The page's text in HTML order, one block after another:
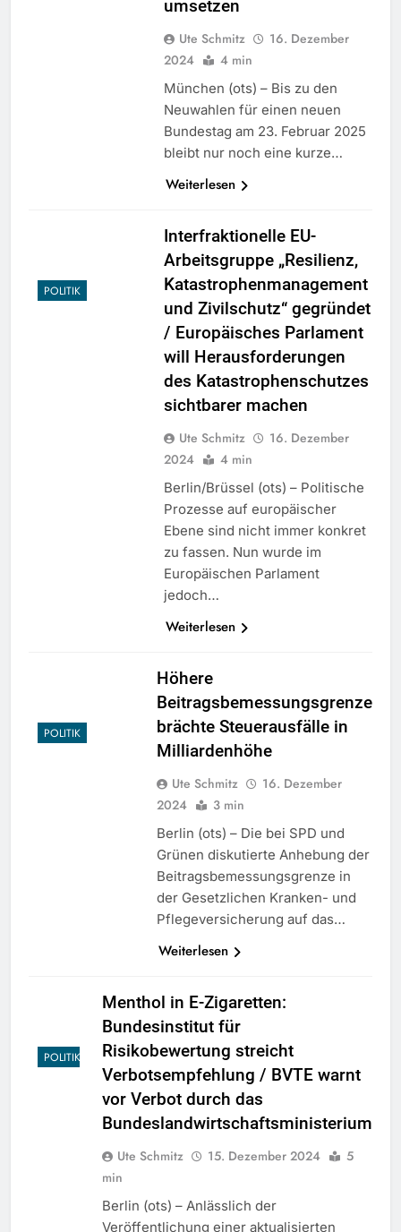
umsetzen
Ute Schmitz
16. Dezember
2024
4 min
München (ots) – Bis zu den
Neuwahlen für einen neuen
Bundestag am 23. Februar 2025
bleibt nur noch eine kurze…
Weiterlesen
POLITIK
Interfraktionelle EU-
Arbeitsgruppe „Resilienz,
Katastrophenmanagement
und Zivilschutz“ gegründet
/ Europäisches Parlament
will Herausforderungen
des Katastrophenschutzes
sichtbarer machen
Ute Schmitz
16. Dezember
2024
4 min
Berlin/Brüssel (ots) – Politische
Prozesse auf europäischer
Ebene sind nicht immer konkret
zu fassen. Nun wurde im
Europäischen Parlament
jedoch…
Weiterlesen
POLITIK
Höhere
Beitragsbemessungsgrenze
brächte Steuerausfälle in
Milliardenhöhe
Ute Schmitz
16. Dezember
2024
3 min
Berlin (ots) – Die bei SPD und
Grünen diskutierte Anhebung der
Beitragsbemessungsgrenze in
der Gesetzlichen Kranken- und
Pflegeversicherung auf das…
Weiterlesen
POLITIK
Menthol in E-Zigaretten:
Bundesinstitut für
Risikobewertung streicht
Verbotsempfehlung / BVTE warnt
vor Verbot durch das
Bundeslandwirtschaftsministerium
Ute Schmitz 15. Dezember 2024
5
min
Berlin (ots) – Anlässlich der
Veröffentlichung einer aktualisierten